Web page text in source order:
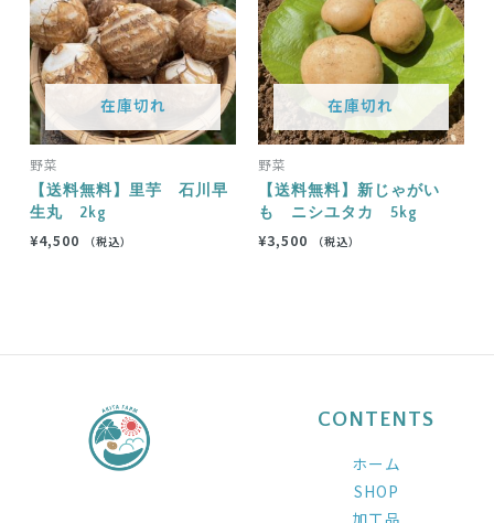
在庫切れ
野菜
【送料無料】里芋 石川早
生丸 2kg
¥4,500 （税込）
在庫切れ
野菜
【送料無料】新じゃがい
も ニシユタカ 5kg
¥3,500 （税込）
CONTENTS
ホーム
SHOP
加工品